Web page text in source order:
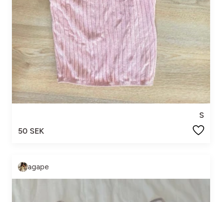
S
50 SEK
agape